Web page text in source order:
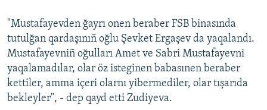
"Mustafayevden ğayrı onen beraber FSB binasında
tutulğan qardaşınıñ oğlu Şevket Ergaşev da yaqalandı.
Mustafayevniñ oğulları Amet ve Sabri Mustafayevni
yaqalamadılar, olar öz isteginen babasınen beraber
kettiler, amma içeri olarnı yibermediler, olar tışarıda
bekleyler", - dep qayd etti Zudiyeva.